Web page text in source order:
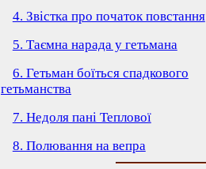
4. Звістка про початок повстання
5. Таємна нарада у гетьмана
6. Гетьман боїться спадкового
гетьманства
7. Недоля пані Теплової
8. Полювання на вепра